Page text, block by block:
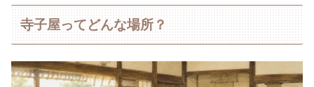
寺子屋ってどんな場所？